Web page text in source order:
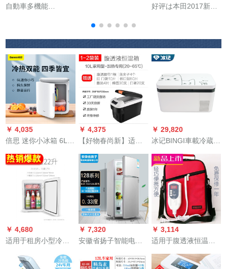
自動車多機能
冷蔵庫車家兼用寮学
生冷温実用自動車用
品18リトル家庭用車
両用モデル
好评は本田2017新型
内装亮条改ぞの安の
ブロンドン店に使用
されます。
￥ 4,035
倍思 迷你小冰箱 6L小
型家用租房学生宿舍
寝室办公室桌面便利
化妆品母婴储奶饮料
冷藏冰箱恒温冷暖箱
【冷热皆宜 静音运
行】 6L迷你 白色
￥ 4,375
【好物春尚新】适用
于腹透液恒温箱家用
小型控温37度加热保
温保暖恒温包
SN0830” 适合10L腹
透恒温箱-家用型(加热
1-2袋)
￥ 29,820
冰记BINGI車載冷蔵庫
HC-24P3压缩机制冷
24升“喵星人”迷你小
冰箱 白色
￥ 4,680
适用于租房小型冷蔵
庫迷你冷藏冷冻静音
￥ 7,320
安徽省扬子智能电器
级能效抗菌静音出租
￥ 3,114
适用于腹透液恒温箱
透液透析液恒温箱保